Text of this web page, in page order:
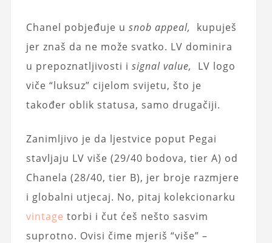
Chanel pobjeđuje u snob appeal, kupuješ
jer znaš da ne može svatko. LV dominira
u prepoznatljivosti i signal value, LV logo
viče “luksuz” cijelom svijetu, što je
također oblik statusa, samo drugačiji.
Zanimljivo je da ljestvice poput Pegai
stavljaju LV više (29/40 bodova, tier A) od
Chanela (28/40, tier B), jer broje razmjere
i globalni utjecaj. No, pitaj kolekcionarku
vintage torbi i čut ćeš nešto sasvim
suprotno. Ovisi čime mjeriš “više” –